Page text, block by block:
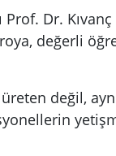
Dr.
değerli
değil,